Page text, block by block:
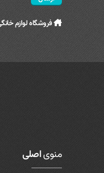
فروشگاه لوازم
منویاصلی